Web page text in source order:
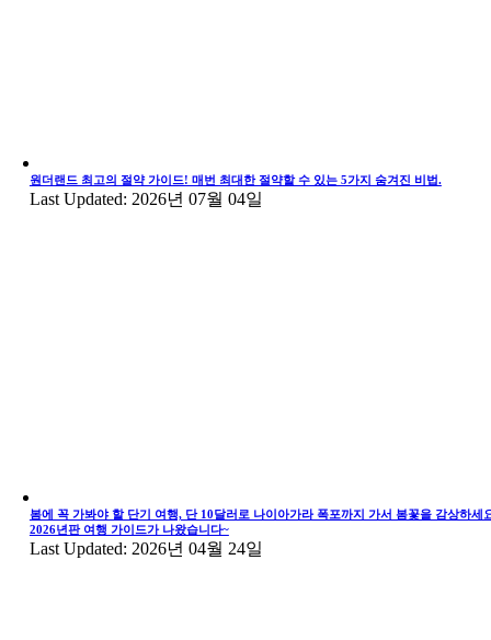
원더랜드 최고의 절약 가이드! 매번 최대한 절약할 수 있는 5가지 숨겨진 비법.
Last Updated: 2026년 07월 04일
봄에 꼭 가봐야 할 단기 여행, 단 10달러로 나이아가라 폭포까지 가서 봄꽃을 감상하세
2026년판 여행 가이드가 나왔습니다~
Last Updated: 2026년 04월 24일